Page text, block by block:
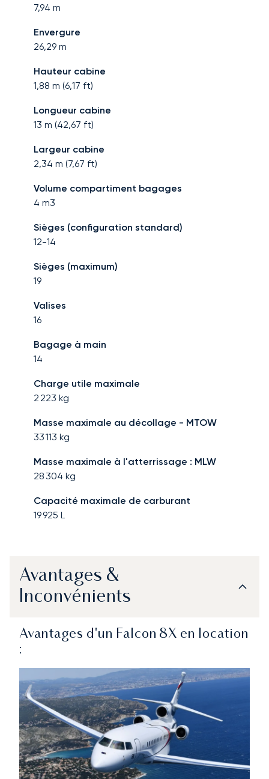
7,94 m
Envergure
26,29 m
Hauteur cabine
1,88 m (6,17 ft)
Longueur cabine
13 m (42,67 ft)
Largeur cabine
2,34 m (7,67 ft)
Volume compartiment bagages
4 m3
Sièges (configuration standard)
12-14
Sièges (maximum)
19
Valises
16
Bagage à main
14
Charge utile maximale
2 223 kg
Masse maximale au décollage - MTOW
33 113 kg
Masse maximale à l'atterrissage : MLW
28 304 kg
Capacité maximale de carburant
19 925 L
Avantages &
Inconvénients
Avantages d'un Falcon 8X en location
: